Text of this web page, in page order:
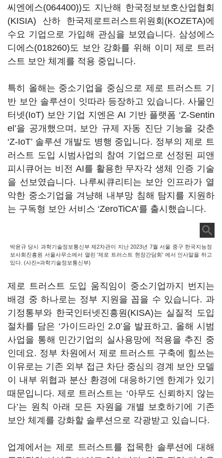
씨엔에스(064400))도 지난해 한국정보보호산업협회
(KISIA) 산하 한국제로트러스트위원회(KOZETA)에
수요 기업으로 가입해 관심을 보였습니다. 삼성에스
디에스(018260)도 보안 강화를 위해 이미 제로 트러
스트 보안 체계를 적용 중입니다.
특히 올해는 중소기업을 중심으로 제로 트러스트 기
반 보안 솔루션이 잇따라 등장하고 있습니다. 사물인
터넷(IoT) 보안 기업 지엔은 AI 기반 플랫폼 ‘Z-Sentin
el’을 공개했으며, 보안 규제 자동 진단 기능을 갖춘
‘Z-IoT’ 솔루션 개발도 병행 중입니다. 정부의 제로 트
러스트 도입 시범사업의 참여 기업으로 선정된 피앤
피시큐어는 비전 AI를 활용한 무자각 생체 인증 기술
을 선보였습니다. 나루씨큐리티는 보안 인프라가 열
악한 중소기업을 겨냥해 내부망 침해 탐지를 지원하
는 구독형 보안 서비스 ‘ZeroTiCA’를 출시했습니다.
박윤규 당시 과학기술정보통신부 제2차관이 지난 2023년 7월 서울 중구 한국지능정
보사회진흥원 서울사무소에서 열린 '제로 트러스트 현장간담회' 에서 인사말을 하고
있다. (사진=과학기술정보통신부)
제로 트러스트 도입 움직임이 중소기업까지 번지는
배경 중 하나로는 정부 지원을 꼽을 수 있습니다. 과
기정통부와 한국인터넷진흥원(KISA)는 실질적 도입
절차를 담은 ‘가이드라인 2.0’을 발표하고, 올해 시범
사업을 통해 민간기업의 실사용망에 적용을 추진 중
인데요. 정부 차원에서 제로 트러스트 구축에 힘쓰는
이유로는 기존 외부 접근 차단 중심의 경계 보안 모델
이 내부 위협과 분산 환경에 대응하기엔 한계가 있기
때문입니다. 제로 트러스트는 ‘아무도 신뢰하지 않는
다’는 원칙 아래 모든 자원을 개별 보호하기에 기존
보안 체계를 강화할 솔루션으로 각광받고 있습니다.
업계에서는 제로 트러스트를 접목한 솔루션에 대해